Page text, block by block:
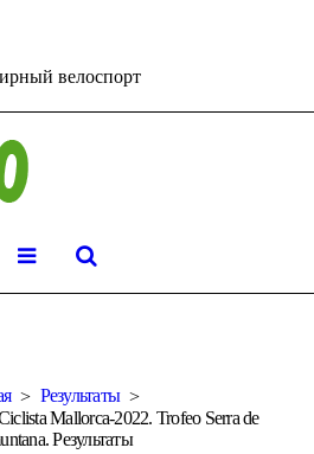
велоспорт
Результаты
Mallorca-2022. Trofeo Serra de
Результаты